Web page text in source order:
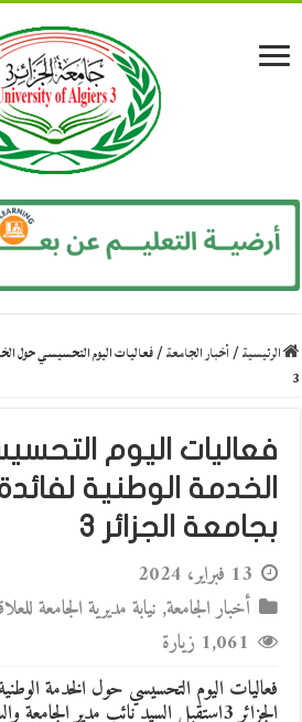
الرئيسية/أخبار الجامعة/فعاليات اليوم التحسيسي حول
3
فعاليات اليوم
الخدمة الوطنية
بجامعة الجزائر 3
13 فبراير، 2024
أخبار الجامعة, نيابة مديرية الجامعة
1,061 زيارة
فعاليات اليوم التحسيسي حول الخدمة
الجزائر 3استقبل السيد نائب مدير